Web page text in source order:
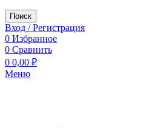
Поиск
Вход / Регистрация
0 Избранное
0 Сравнить
0 0,00 ₽
Меню